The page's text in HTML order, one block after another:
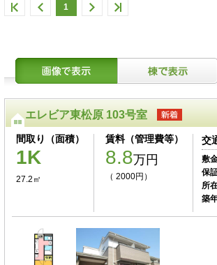
1
エレビア東松原 103号室
間取り（面積）
1K
27.2㎡
賃料（管理費等）
8.8万円
（ 2000円）
交
敷
保
所
築